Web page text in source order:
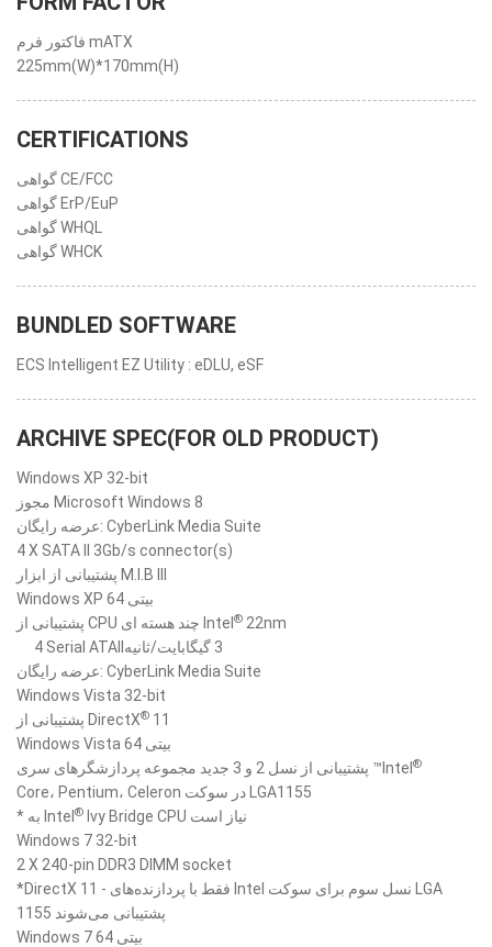
فاکتور فرم mATX
225mm(W)*170mm(H)
CERTIFICATIONS
گواهی CE/FCC
گواهی ErP/EuP
گواهی WHQL
گواهی WHCK
BUNDLED SOFTWARE
ECS Intelligent EZ Utility : eDLU, eSF
ARCHIVE SPEC(FOR OLD PRODUCT)
Windows XP 32-bit
مجوز Microsoft Windows 8
عرضه رایگان: CyberLink Media Suite
4 X SATA II 3Gb/s connector(s)
پشتیبانی از ابزار M.I.B III
Windows XP 64 بیتی
پشتیبانی از CPU چند هسته ای Intel ® 22nm
عرضه رایگان: CyberLink Media Suite
Windows Vista 32-bit
پشتیبانی از DirectX® 11
Windows Vista 64 بیتی
پشتیبانی از نسل 2 و 3 جدید مجموعه پردازشگرهای سری ™Intel ®
Core،‏ Pentium،‏ Celeron در سوکت LGA1155
* به Intel ®
Ivy Bridge CPU نیاز است
Windows 7 32-bit
2 X 240-pin DDR3 DIMM socket
*DirectX 11 - فقط با پردازنده‌های Intel نسل سوم برای سوکت LGA
1155 پشتیبانی می‌شوند
Windows 7 64 بیتی